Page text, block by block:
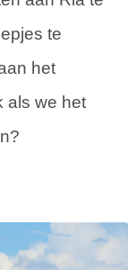
te
het
als we het